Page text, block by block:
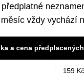
vždy vychází
a cena
159 Kč